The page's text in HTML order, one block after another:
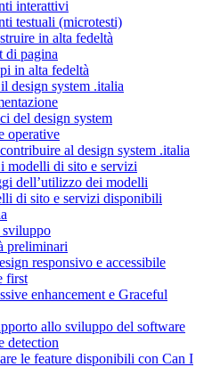
interattivi
testuali (microtesti)
in alta fedeltà
di pagina
in alta fedeltà
design system .italia
del design system
operative
al design system .italia
modelli di sito e servizi
dell’utilizzo dei modelli
di sito e servizi disponibili
preliminari
responsivo e accessibile
first
enhancement e Graceful
allo sviluppo del software
detection
le feature disponibili con Can I